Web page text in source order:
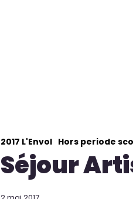
2017 L'Envol Hors periode
Séjour